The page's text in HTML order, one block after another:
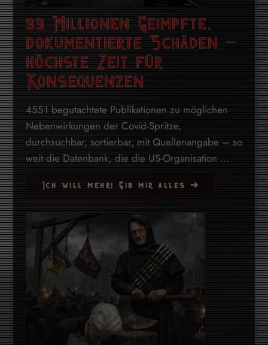
99 Millionen Geimpfte,
dokumentierte Schäden –
höchste Zeit für
Konsequenzen
4551 begutachtete Publikationen zu möglichen
Nebenwirkungen der Covid-Spritze,
durchsuchbar, sortierbar, mit Quellenangabe – so
weit die Datenbank, die die US-Organisation ...
Ich will mehr! Gib mir alles ➔